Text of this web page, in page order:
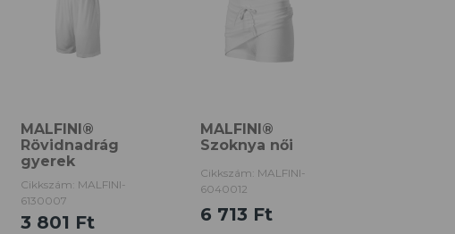
MALFINI®
Rövidnadrág
gyerek
Cikkszám: MALFINI-
6130007
3 801 Ft
MALFINI®
Szoknya női
Cikkszám: MALFINI-
6040012
6 713 Ft